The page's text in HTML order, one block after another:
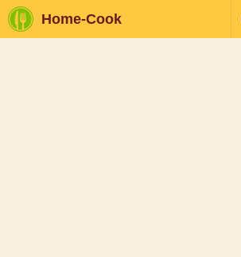
Home-Cook